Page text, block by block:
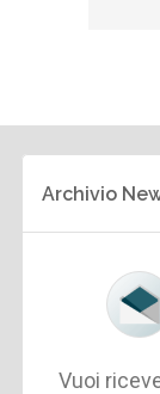
Archivio
Vuoi